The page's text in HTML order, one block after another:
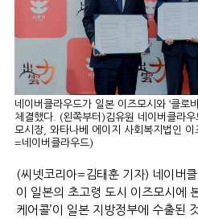
네이버클라우드가 일본 이즈모시와 ‘클로
체결했다. (왼쪽부터)김유원 네이버클라
모시장, 와타나베 에이지 사회복지법인
=네이버클라우드)
(씨넷코리아=김태훈 기자) 네이버
이 일본의 초고령 도시 이즈모시에
케어콜’이 일본 지방정부에 수출된